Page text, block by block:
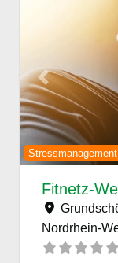
Stressmanagement
Previous
Fitnetz-
Nordrhein-